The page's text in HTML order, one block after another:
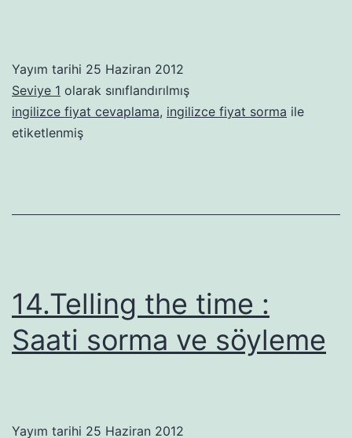
Yayım tarihi 25 Haziran 2012
Seviye 1 olarak sınıflandırılmış
ingilizce fiyat cevaplama, ingilizce fiyat sorma ile
etiketlenmiş
14.Telling the time :
Saati sorma ve söyleme
Yayım tarihi 25 Haziran 2012